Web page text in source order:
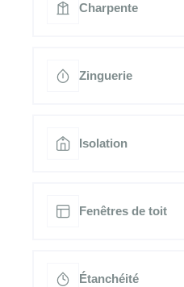
Charpente
Zinguerie
Isolation
Fenêtres de toit
Étanchéité